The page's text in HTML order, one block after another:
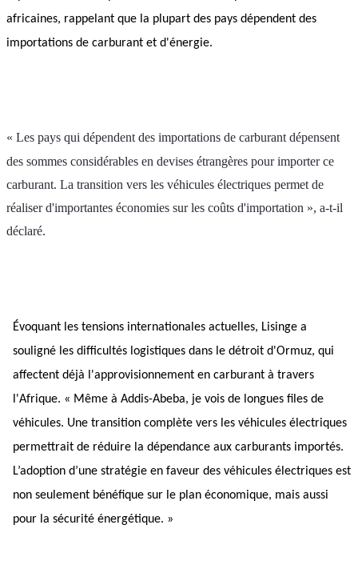
africaines, rappelant que la plupart des pays dépendent des
importations de carburant et d'énergie.
« Les pays qui dépendent des importations de carburant dépensent
des sommes considérables en devises étrangères pour importer ce
carburant. La transition vers les véhicules électriques permet de
réaliser d'importantes économies sur les coûts d'importation », a-t-il
déclaré.
Évoquant les tensions internationales actuelles, Lisinge a
souligné les difficultés logistiques dans le détroit d'Ormuz, qui
affectent déjà l'approvisionnement en carburant à travers
l'Afrique. « Même à Addis-Abeba, je vois de longues files de
véhicules. Une transition complète vers les véhicules électriques
permettrait de réduire la dépendance aux carburants importés.
L’adoption d’une stratégie en faveur des véhicules électriques est
non seulement bénéfique sur le plan économique, mais aussi
pour la sécurité énergétique. »